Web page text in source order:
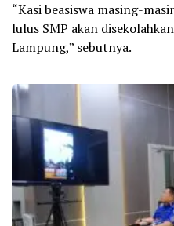
“Kasi beasiswa masing-
lulus SMP akan
Lampung,” sebutnya.